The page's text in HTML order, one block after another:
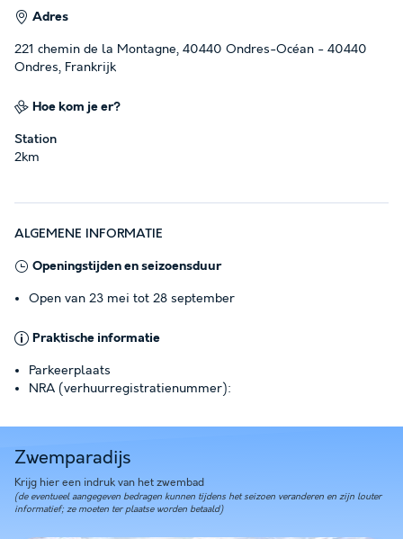
Adres
221 chemin de la Montagne, 40440 Ondres-Océan - 40440
Ondres, Frankrijk
Hoe kom je er?
Station
2km
ALGEMENE INFORMATIE
Openingstijden en seizoensduur
Open van 23 mei tot 28 september
Praktische informatie
Parkeerplaats
NRA (verhuurregistratienummer):
Zwemparadijs
Krijg hier een indruk van het zwembad
(de eventueel aangegeven bedragen kunnen tijdens het seizoen veranderen en zijn louter
informatief; ze moeten ter plaatse worden betaald)